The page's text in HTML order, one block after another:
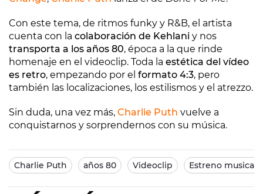
Con este tema, de ritmos funky y R&B, el artista
cuenta con la colaboración de Kehlani y nos
transporta a los años 80, época a la que rinde
homenaje en el videoclip. Toda la estética del vídeo
es retro, empezando por el formato 4:3, pero
también las localizaciones, los estilismos y el atrezzo.
Sin duda, una vez más, Charlie Puth vuelve a
conquistarnos y sorprendernos con su música.
Charlie Puth años 80 Videoclip Estreno musical